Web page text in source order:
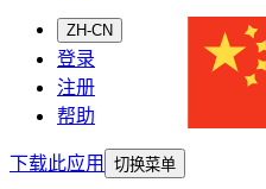
ZH-CN
登录
注册
帮助
下载此应用
切换菜单